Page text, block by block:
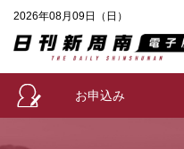
2026年08月09日（日）
お申込み